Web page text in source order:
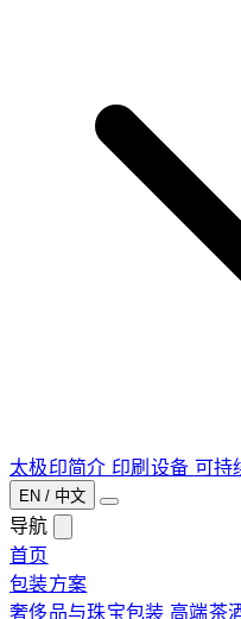
太极印简介 印刷设备 可持
EN / 中文
导航
首页
包装方案
奢侈品与珠宝包装 高端茶